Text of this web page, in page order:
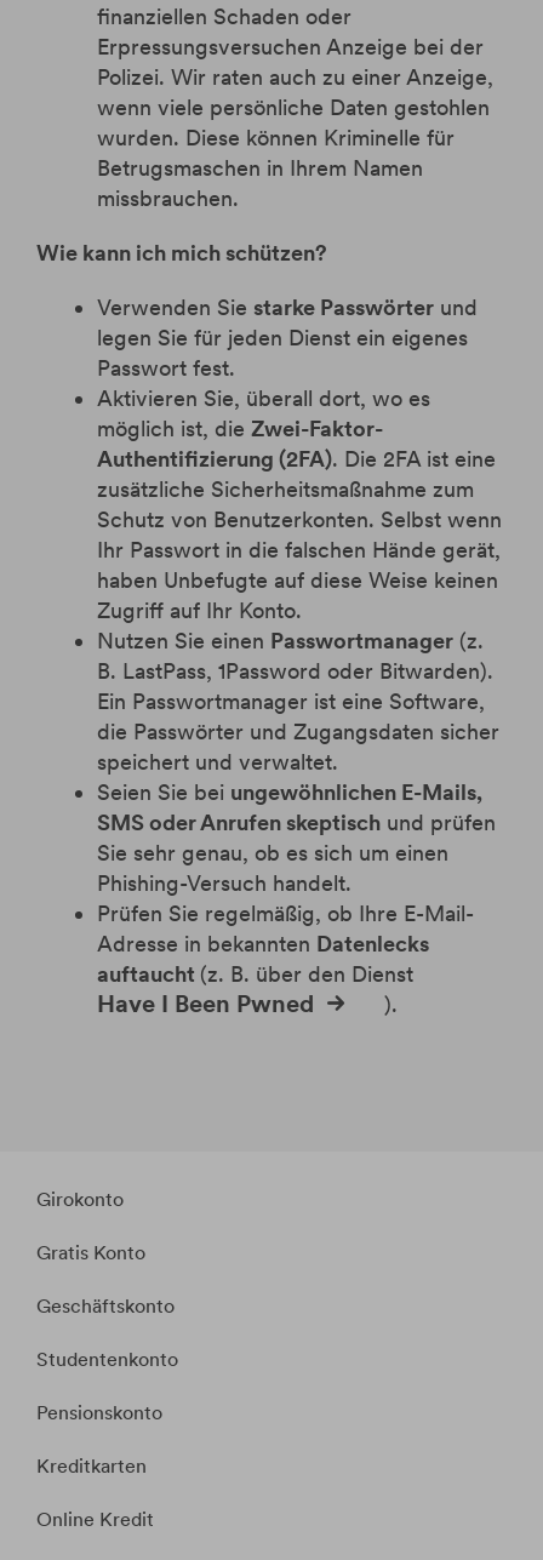
finanziellen Schaden oder
Erpressungsversuchen Anzeige bei der
Polizei. Wir raten auch zu einer Anzeige,
wenn viele persönliche Daten gestohlen
wurden. Diese können Kriminelle für
Betrugsmaschen in Ihrem Namen
missbrauchen.
Wie kann ich mich schützen?
Verwenden Sie starke Passwörter und
legen Sie für jeden Dienst ein eigenes
Passwort fest.
Aktivieren Sie, überall dort, wo es
möglich ist, die Zwei-Faktor-
Authentifizierung (2FA). Die 2FA ist eine
zusätzliche Sicherheitsmaßnahme zum
Schutz von Benutzerkonten. Selbst wenn
Ihr Passwort in die falschen Hände gerät,
haben Unbefugte auf diese Weise keinen
Zugriff auf Ihr Konto.
Nutzen Sie einen Passwortmanager (z.
B. LastPass, 1Password oder Bitwarden).
Ein Passwortmanager ist eine Software,
die Passwörter und Zugangsdaten sicher
speichert und verwaltet.
Seien Sie bei ungewöhnlichen E-Mails,
SMS oder Anrufen skeptisch und prüfen
Sie sehr genau, ob es sich um einen
Phishing-Versuch handelt.
Prüfen Sie regelmäßig, ob Ihre E-Mail-
Adresse in bekannten Datenlecks
auftaucht (z. B. über den Dienst
Have I Been Pwned ).
Girokonto
Gratis Konto
Geschäftskonto
Studentenkonto
Pensionskonto
Kreditkarten
Online Kredit